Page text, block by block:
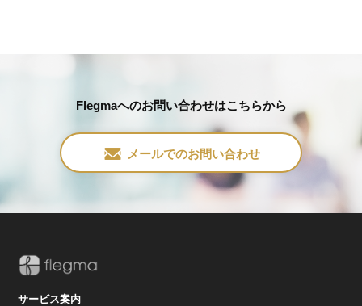
Flegmaへのお問い合わせはこちらから
メールでのお問い合わせ
サービス案内